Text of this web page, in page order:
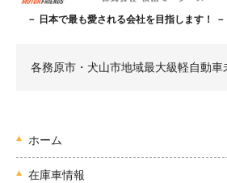
－ 日本で最も愛される会社を目指します！ －
各務原市・犬山市地域最大級軽自動車
ホーム
在庫車情報